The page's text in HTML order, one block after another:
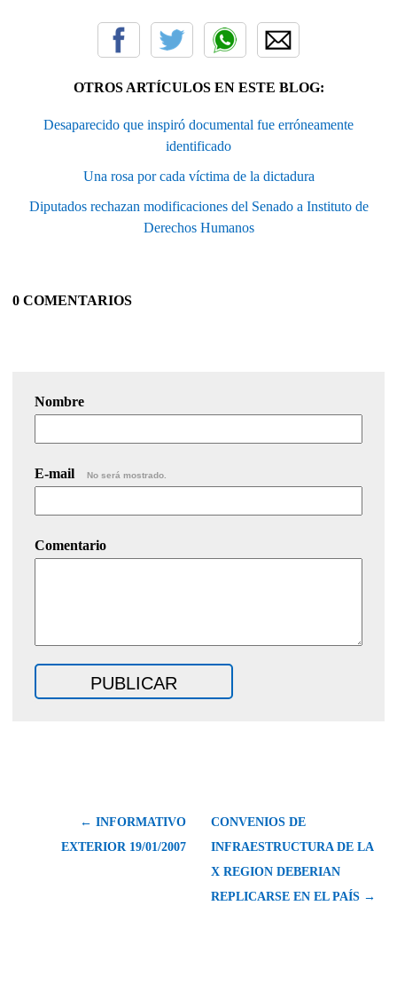
OTROS ARTÍCULOS EN ESTE BLOG:
Desaparecido que inspiró documental fue erróneamente
identificado
Una rosa por cada víctima de la dictadura
Diputados rechazan modificaciones del Senado a Instituto de
Derechos Humanos
0 COMENTARIOS
Nombre
E-mail No será mostrado.
Comentario
← INFORMATIVO
EXTERIOR 19/01/2007
CONVENIOS DE
INFRAESTRUCTURA DE LA
X REGION DEBERIAN
REPLICARSE EN EL PAÍS →